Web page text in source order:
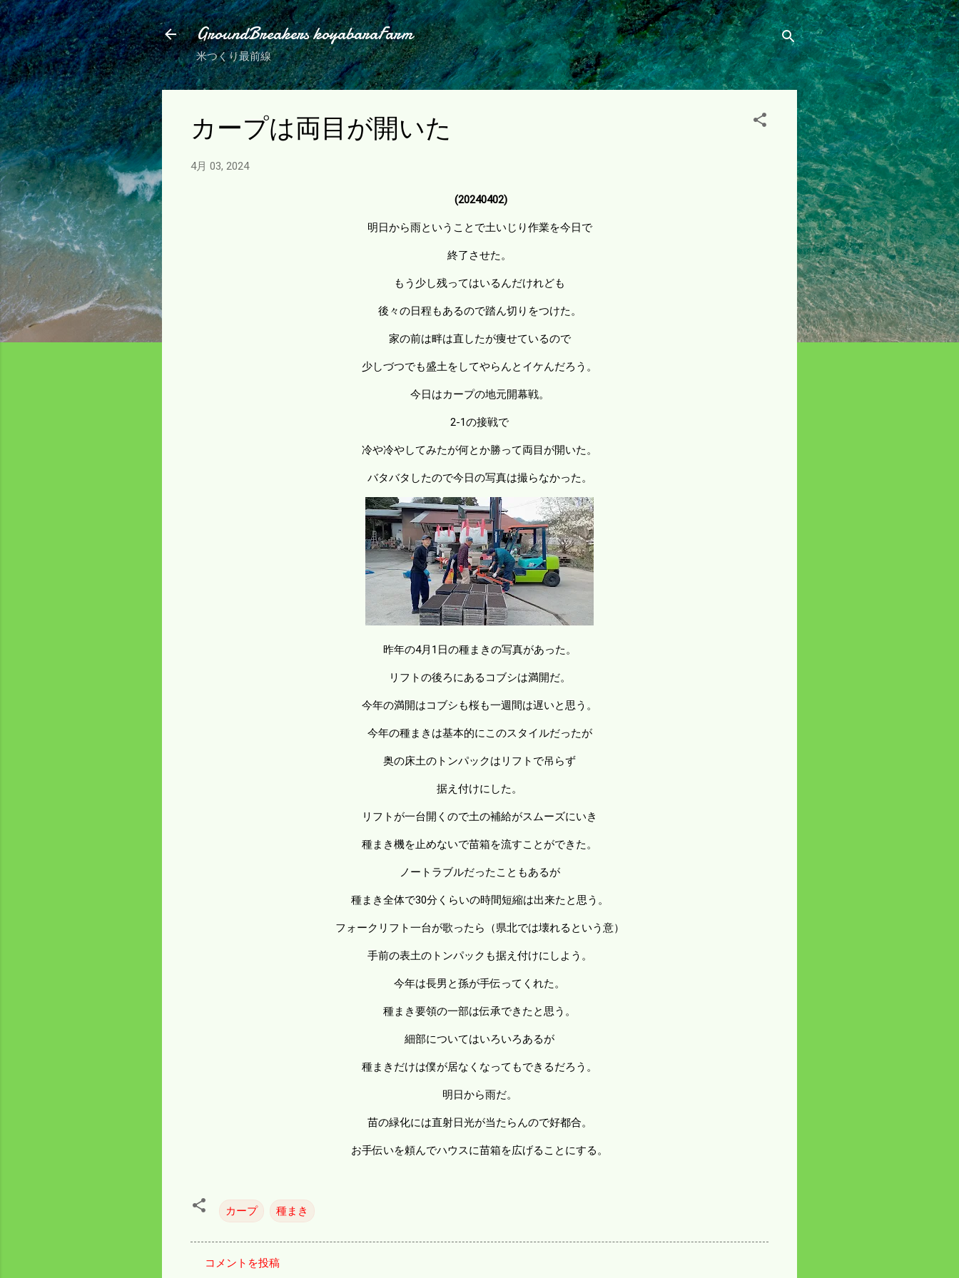
スキップしてメイン コンテンツに移動
GroundBreakers koyabaraFarm
米つくり最前線
カープは両目が開いた
4月 03, 2024
(20240402)
明日から雨ということで土いじり作業を今日で
終了させた。
もう少し残ってはいるんだけれども
後々の日程もあるので踏ん切りをつけた。
家の前は畔は直したが痩せているので
少しづつでも盛土をしてやらんとイケんだろう。
今日はカープの地元開幕戦。
2-1の接戦で
冷や冷やしてみたが何とか勝って両目が開いた。
バタバタしたので今日の写真は撮らなかった。
昨年の4月1日の種まきの写真があった。
リフトの後ろにあるコブシは満開だ。
今年の満開はコブシも桜も一週間は遅いと思う。
今年の種まきは基本的にこのスタイルだったが
奥の床土のトンパックはリフトで吊らず
据え付けにした。
リフトが一台開くので土の補給がスムーズにいき
種まき機を止めないで苗箱を流すことができた。
ノートラブルだったこともあるが
種まき全体で30分くらいの時間短縮は出来たと思う。
フォークリフト一台が歌ったら（県北では壊れるという意）
手前の表土のトンパックも据え付けにしよう。
今年は長男と孫が手伝ってくれた。
種まき要領の一部は伝承できたと思う。
細部についてはいろいろあるが
種まきだけは僕が居なくなってもできるだろう。
明日から雨だ。
苗の緑化には直射日光が当たらんので好都合。
お手伝いを頼んでハウスに苗箱を広げることにする。
カープ 種まき
コメントを投稿